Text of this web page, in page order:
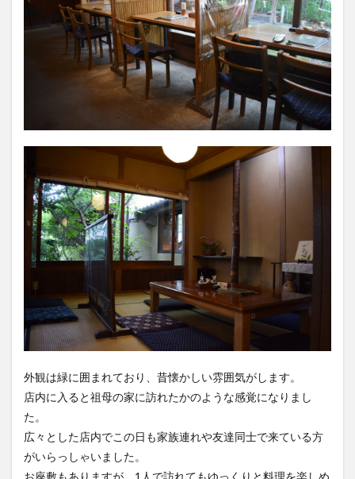
外観は緑に囲まれており、昔懐かしい雰囲気がします。
た。
広々とした店内でこの日も家族連れや友達同士で来ている方
がいらっしゃいました。
お座敷もありますが、1人で訪れてもゆっくりと料理を楽しめ
ると感じます。